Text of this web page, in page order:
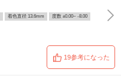
着色直径 13.6mm 度数 ±0.00~ -8.00
19参考になった